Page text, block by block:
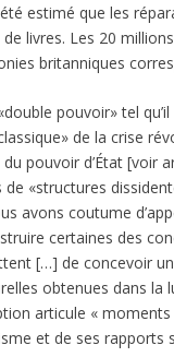
estimé que les
livres. Les 20
britanniques
pouvoir» tel
de la crise
du pouvoir d’État [voir
de «structures
avons coutume
certaines des
[…] de concevoir
obtenues dans la
articule «
et de ses rapports